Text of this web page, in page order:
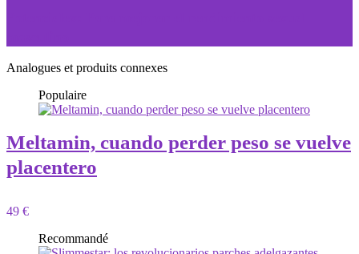
Analogues et produits connexes
Populaire
Meltamin, cuando perder peso se vuelve
placentero
49 €
Recommandé